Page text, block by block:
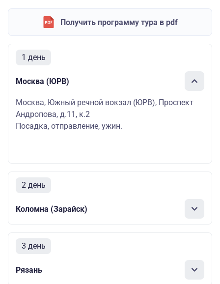
Получить программу тура в pdf
1 день
Москва (ЮРВ)
Москва, Южный речной вокзал (ЮРВ), Проспект
Андропова, д.11, к.2
Посадка, отправление, ужин.
2 день
Коломна (Зарайск)
3 день
Рязань